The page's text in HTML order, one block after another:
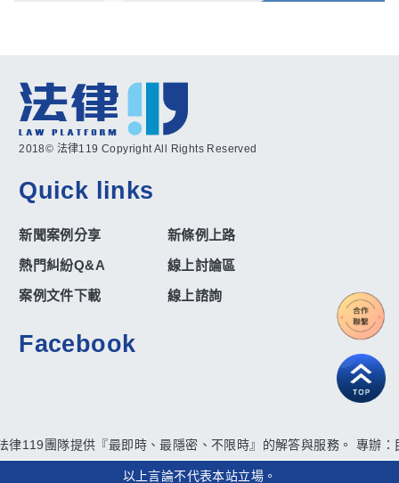
2018© 法律119 Copyright All Rights Reserved
Quick links
新聞案例分享
新條例上路
熱門糾紛Q&A
線上討論區
案例文件下載
線上諮詢
Facebook
律119團隊提供『最即時、最隱密、不限時』的解答與服務。 專辦
以上言論不代表本站立場。